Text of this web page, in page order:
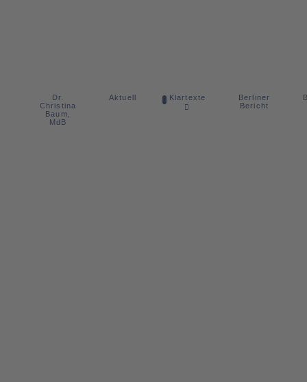
Dr.
Christina
Baum,
MdB
Aktuell Klartexte
Berliner
Bericht